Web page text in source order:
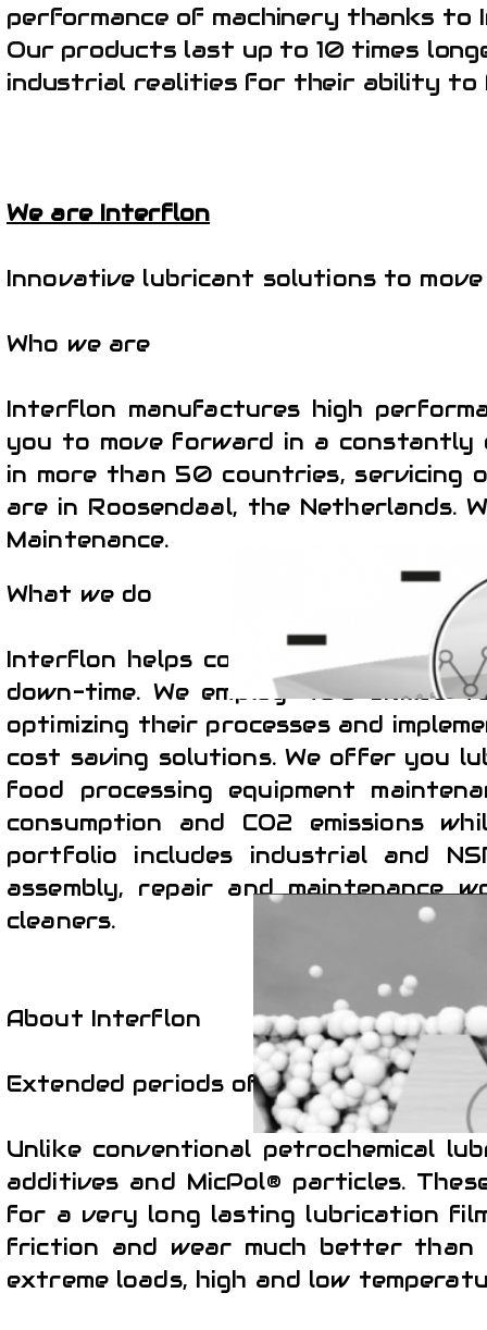
performance of machinery thanks
Our products last up to 10 times
industrial realities for their ability to
We are Interflon
Innovative lubricant solutions to
Who we are
Interflon manufactures high
you to move forward in a constantly
in more than 50 countries, servicing
are in Roosendaal, the Netherlands.
Maintenance.
What we do
Interflon helps companies to reduce
down-time. We employ 400 skilled
optimizing their processes and
cost saving solutions. We offer you
food processing equipment
consumption and CO2 emissions
portfolio includes industrial and
assembly, repair and maintenance
cleaners.
About Interflon
Extended periods of maintenance
Unlike conventional petrochemical
additives and MicPol® particles.
for a very long lasting lubrication
friction and wear much better than
extreme loads, high and low